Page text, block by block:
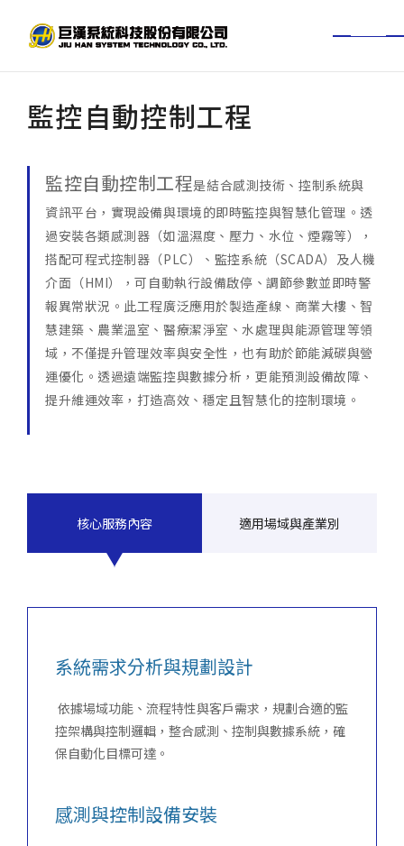
監控自動控制工程
監控自動控制工程是結合感測技術、控制系統與
資訊平台，實現設備與環境的即時監控與智慧化管理。透
過安裝各類感測器（如溫濕度、壓力、水位、煙霧等），
搭配可程式控制器（PLC）、監控系統（SCADA）及人機
介面（HMI），可自動執行設備啟停、調節參數並即時警
報異常狀況。此工程廣泛應用於製造產線、商業大樓、智
慧建築、農業溫室、醫療潔淨室、水處理與能源管理等領
域，不僅提升管理效率與安全性，也有助於節能減碳與營
運優化。透過遠端監控與數據分析，更能預測設備故障、
提升維運效率，打造高效、穩定且智慧化的控制環境。
核心服務內容 適用場域與產業別
系統需求分析與規劃設計
依據場域功能、流程特性與客戶需求，規劃合適的監
控架構與控制邏輯，整合感測、控制與數據系統，確
保自動化目標可達。
感測與控制設備安裝
關於巨漢
服務項目
工程實績
BIM經驗
投資人專區
聯絡我們
TW EN